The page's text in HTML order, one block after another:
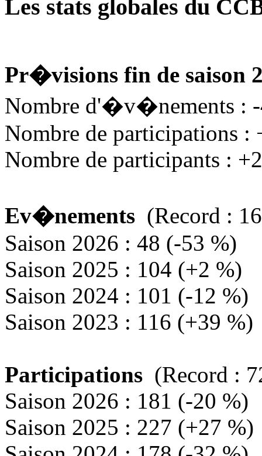
Les stats globales du
Pr�visions fin de saison
Nombre d'�v�nements :
Nombre de participations :
Nombre de participants :
Ev�nements (Record :
Saison 2026 : 48 (-53 %)
Saison 2025 : 104 (+2 %)
Saison 2024 : 101 (-12 %)
Saison 2023 : 116 (+39 %)
Participations (Record :
Saison 2026 : 181 (-20 %)
Saison 2025 : 227 (+27 %)